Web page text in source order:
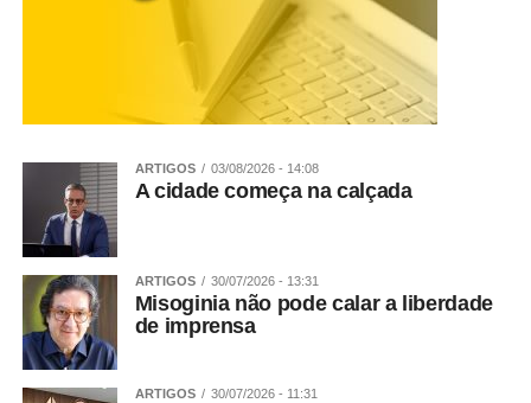
ARTIGOS 03/08/2026 - 14:08
A cidade começa na calçada
ARTIGOS 30/07/2026 - 13:31
Misoginia não pode calar a liberdade
de imprensa
ARTIGOS 30/07/2026 - 11:31